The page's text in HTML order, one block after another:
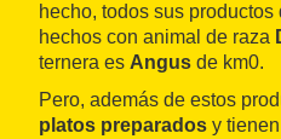
hecho, todos sus
hechos con animal de raza
ternera es Angus de km0.
Pero, además de estos
platos preparados y